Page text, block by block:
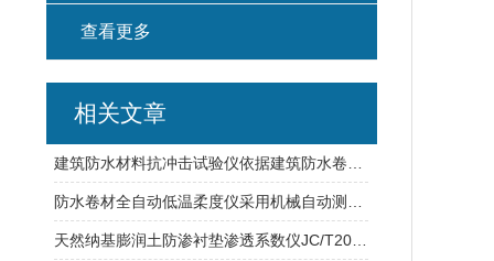
查看更多
相关文章